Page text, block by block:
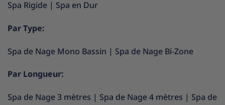
Spa Rigide | Spa en Dur
Par Type:
Spa de Nage Mono Bassin | Spa de Nage Bi-Zone
Par Longueur:
Spa de Nage 3 mètres | Spa de Nage 4 mètres | Spa de